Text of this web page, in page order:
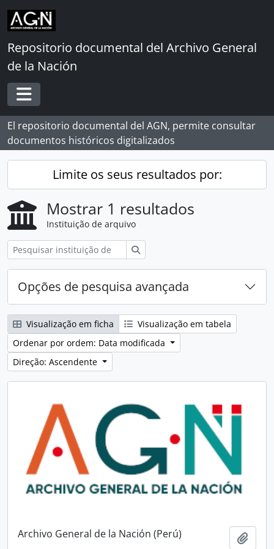
Skip to main content
Repositorio documental del Archivo General
de la Nación
Toggle navigation
El repositorio documental del AGN, permite consultar
documentos históricos digitalizados
Limite os seus resultados por:
Mostrar 1 resultados
Instituição de arquivo
Opções de pesquisa avançada
Visualização em ficha
Visualização em tabela
Ordenar por ordem: Data modificada
Direção: Ascendente
Archivo General de la Nación (Perú)